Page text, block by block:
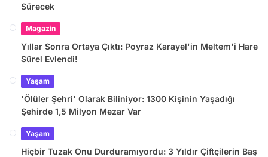
Sürecek
Magazin
Yıllar Sonra Ortaya Çıktı: Poyraz Karayel'in Meltem'i Hare
Sürel Evlendi!
Yaşam
'Ölüler Şehri' Olarak Biliniyor: 1300 Kişinin Yaşadığı
Şehirde 1,5 Milyon Mezar Var
Yaşam
Hiçbir Tuzak Onu Durduramıyordu: 3 Yıldır Çiftçilerin Baş